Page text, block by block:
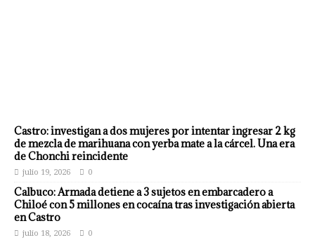
Castro: investigan a dos mujeres por intentar ingresar 2 kg
de mezcla de marihuana con yerba mate a la cárcel. Una era
de Chonchi reincidente
julio 19, 2026 0
Calbuco: Armada detiene a 3 sujetos en embarcadero a
Chiloé con 5 millones en cocaína tras investigación abierta
en Castro
julio 18, 2026 0